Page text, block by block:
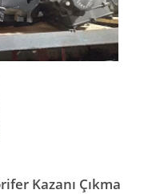
Kazanı Çıkma